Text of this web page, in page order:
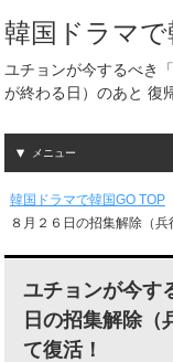
韓国ドラマ
ユチョンが今するべき
が終わる日）のあと 復
メニュー
韓国ドラマで韓国GO TOP
８月２６日の招集解除（
ユチョンが今す
日の招集解除（
て復活！